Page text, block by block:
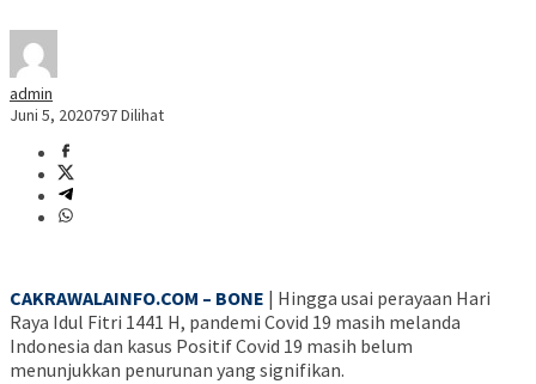
admin
Juni 5, 2020797 Dilihat
CAKRAWALAINFO.COM – BONE | Hingga usai perayaan Hari
Raya Idul Fitri 1441 H, pandemi Covid 19 masih melanda
Indonesia dan kasus Positif Covid 19 masih belum
menunjukkan penurunan yang signifikan.